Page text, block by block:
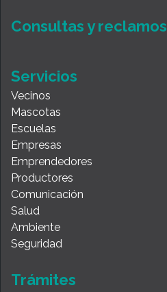
Consultas y reclamos
Servicios
Vecinos
Mascotas
Escuelas
Empresas
Emprendedores
Productores
Comunicación
Salud
Ambiente
Seguridad
Trámites